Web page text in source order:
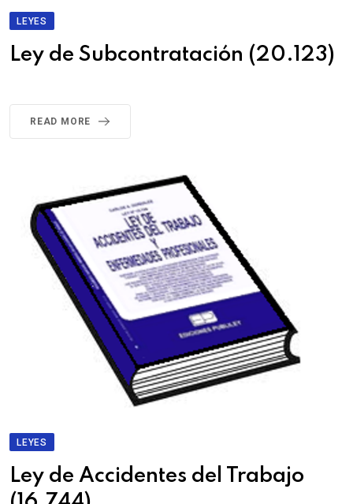
LEYES
Ley de Subcontratación (20.123)
READ MORE
LEYES
Ley de Accidentes del Trabajo